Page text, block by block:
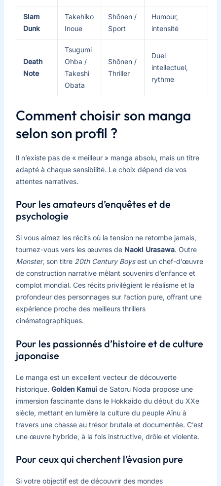
Slam
Dunk
Takehiko
Inoue
Shōnen /
Sport
Humour,
intensité
Death
Note
Tsugumi
Ohba /
Takeshi
Obata
Shōnen /
Thriller
Duel
intellectuel,
rythme
Comment choisir son manga
selon son profil ?
Il n’existe pas de « meilleur » manga absolu, mais un titre
adapté à chaque sensibilité. Le choix dépend de vos
attentes narratives.
Pour les amateurs d’enquêtes et de
psychologie
Si vous aimez les récits où la tension ne retombe jamais,
tournez-vous vers les œuvres de Naoki Urasawa. Outre
Monster, son titre 20th Century Boysest un chef-d’œuvre
de construction narrative mêlant souvenirs d’enfance et
complot mondial. Ces récits privilégient le réalisme et la
profondeur des personnages sur l’action pure, offrant une
expérience proche des meilleurs thrillers
cinématographiques.
Pour les passionnés d’histoire et de culture
japonaise
Le manga est un excellent vecteur de découverte
historique. Golden Kamuide Satoru Noda propose une
immersion fascinante dans le Hokkaido du début du XXe
siècle, mettant en lumière la culture du peuple Aïnu à
travers une chasse au trésor brutale et documentée. C’est
une œuvre hybride, à la fois instructive, drôle et violente.
Pour ceux qui cherchent l’évasion pure
Si votre objectif est de découvrir des mondes